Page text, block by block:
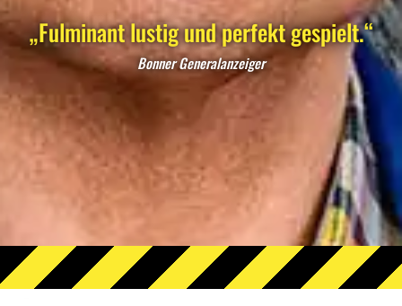
„Fulminant lustig und perfekt gespielt.“
Bonner Generalanzeiger